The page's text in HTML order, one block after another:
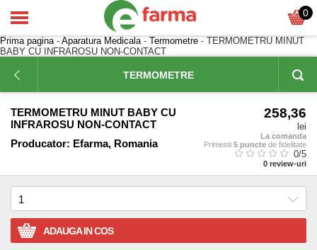
0
Prima pagina- Aparatura Medicala- Termometre - TERMOMETRU MINUT
BABY CU INFRAROSU NON-CONTACT
TERMOMETRE
TERMOMETRU MINUT BABY CU
INFRAROSU NON-CONTACT
Producator: Efarma, Romania
258,36
lei
La comanda
Primesti 5 puncte de fidelitate
0/5
0 review-uri
ADAUGA IN COS